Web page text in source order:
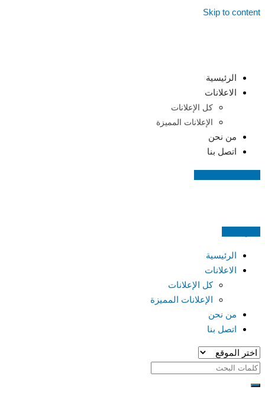
Skip to content
الرئيسية
الاعلانات
كل الإعلانات
الإعلانات المميزة
من نحن
اتصل بنا
الرئيسية
الاعلانات
كل الإعلانات
الإعلانات المميزة
من نحن
اتصل بنا